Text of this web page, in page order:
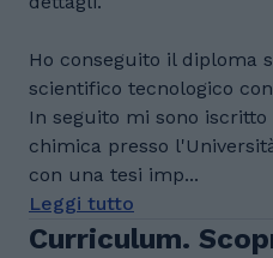
Ho conseguito il diploma
scientifico tecnologico
In seguito mi sono
chimica presso
con una tesi imp...
Leggi tutto
Curriculum.